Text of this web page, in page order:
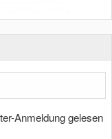
Anmeldung gelesen